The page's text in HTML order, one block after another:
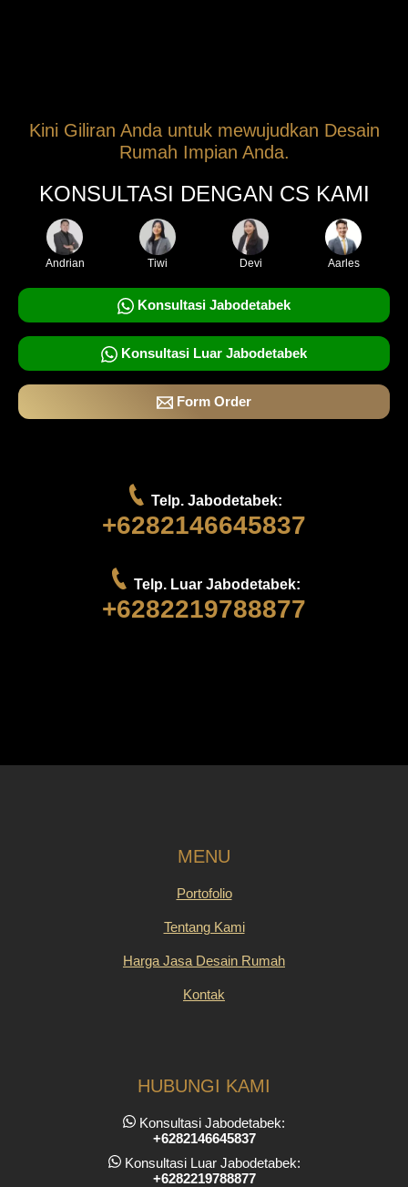
Kini Giliran Anda untuk mewujudkan Desain
Rumah Impian Anda.
KONSULTASI DENGAN CS KAMI
Andrian Tiwi Devi Aarles
Konsultasi Jabodetabek
Konsultasi Luar Jabodetabek
Form Order
Telp. Jabodetabek:
+6282146645837
Telp. Luar Jabodetabek:
+6282219788877
MENU
Portofolio
Tentang Kami
Harga Jasa Desain Rumah
Kontak
HUBUNGI KAMI
Konsultasi Jabodetabek:
+6282146645837
Konsultasi Luar Jabodetabek:
+6282219788877